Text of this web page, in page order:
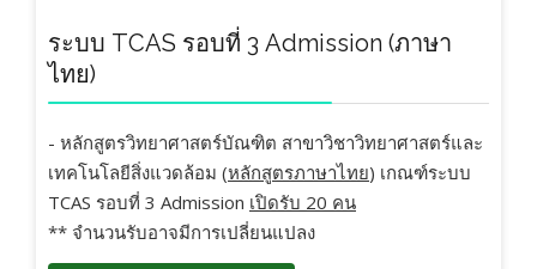
ระบบ TCAS รอบที่ 3 Admission (ภาษา
ไทย)
- หลักสูตรวิทยาศาสตร์บัณฑิต สาขาวิชาวิทยาศาสตร์และ
เทคโนโลยีสิ่งแวดล้อม (หลักสูตรภาษาไทย) เกณฑ์ระบบ
TCAS รอบที่ 3 Admission เปิดรับ 20 คน
** จำนวนรับอาจมีการเปลี่ยนแปลง